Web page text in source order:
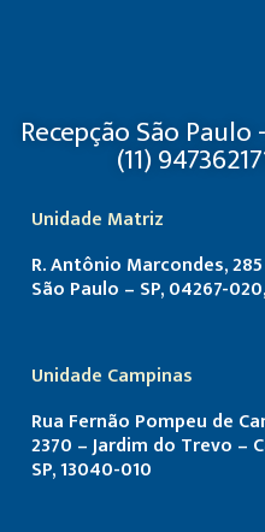
Recepção São
(11)
Unidade Matriz
R. Antônio Marcondes,
São Paulo – SP, 04267-
Unidade Campinas
Rua Fernão Pompeu de
2370 – Jardim do Trevo –
SP, 13040-010